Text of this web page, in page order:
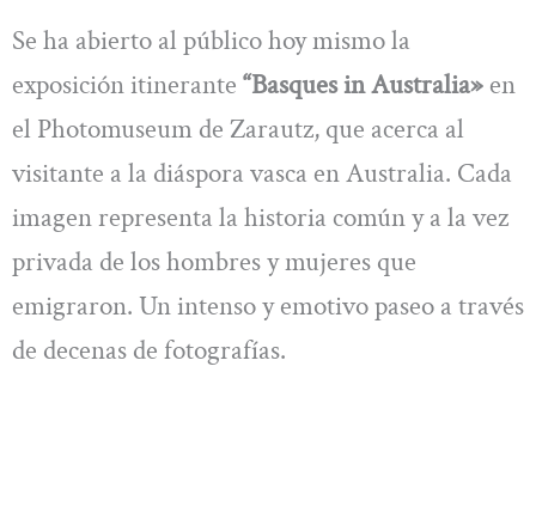
Se ha abierto al público hoy mismo la
exposición itinerante “Basques in Australia» en
el Photomuseum de Zarautz, que acerca al
visitante a la diáspora vasca en Australia. Cada
imagen representa la historia común y a la vez
privada de los hombres y mujeres que
emigraron. Un intenso y emotivo paseo a través
de decenas de fotografías.